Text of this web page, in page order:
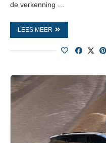
de verkenning …
LEES MEER